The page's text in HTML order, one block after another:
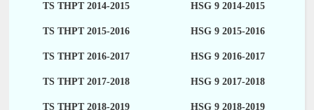
TS THPT 2014-2015 HSG 9 2014-2015
TS THPT 2015-2016 HSG 9 2015-2016
TS THPT 2016-2017 HSG 9 2016-2017
TS THPT 2017-2018 HSG 9 2017-2018
TS THPT 2018-2019 HSG 9 2018-2019